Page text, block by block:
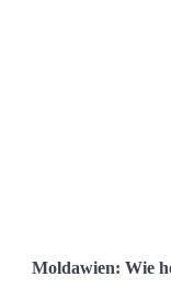
Moldawien: Wie